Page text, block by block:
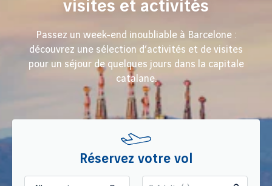
visites et activités
Passez un week-end inoubliable à Barcelone :
découvrez une sélection d’activités et de visites
pour un séjour de quelques jours dans la capitale
catalane.
Réservez votre vol